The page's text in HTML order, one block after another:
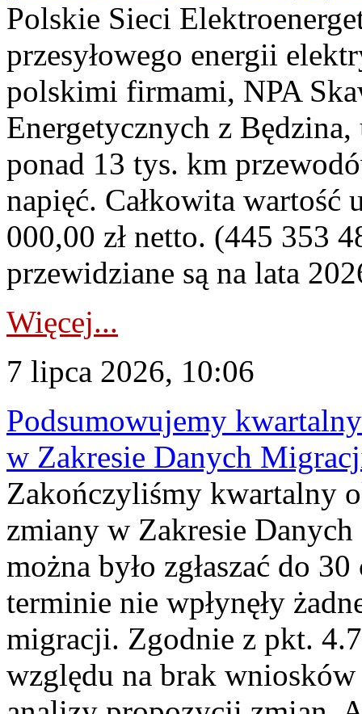
Polskie Sieci
przesyłowego energii
polskimi firmami, NPA
Energetycznych z
ponad 13 tys. km
napięć. Całkowita
000,00 zł netto. (445 353
przewidziane są na lata
Więcej...
7 lipca 2026, 10:06
Podsumowujemy
w Zakresie Danych
Zakończyliśmy kwartalny
zmiany w Zakresie
można było zgłaszać do
terminie nie wpłynęły
migracji. Zgodnie z pkt.
względu na brak